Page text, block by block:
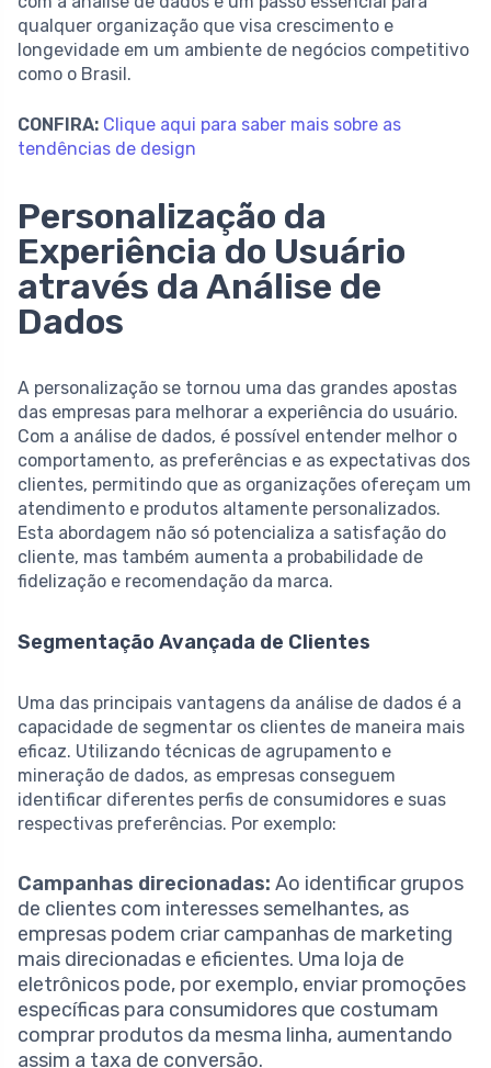
qualquer organização que visa crescimento e
longevidade em um ambiente de negócios competitivo
como o Brasil.
CONFIRA: Clique aqui para saber mais sobre as
tendências de design
Personalização da
Experiência do Usuário
através da Análise de
Dados
A personalização se tornou uma das grandes apostas
das empresas para melhorar a experiência do usuário.
Com a análise de dados, é possível entender melhor o
comportamento, as preferências e as expectativas dos
clientes, permitindo que as organizações ofereçam um
atendimento e produtos altamente personalizados.
Esta abordagem não só potencializa a satisfação do
cliente, mas também aumenta a probabilidade de
fidelização e recomendação da marca.
Segmentação Avançada de Clientes
Uma das principais vantagens da análise de dados é a
capacidade de segmentar os clientes de maneira mais
eficaz. Utilizando técnicas de agrupamento e
mineração de dados, as empresas conseguem
identificar diferentes perfis de consumidores e suas
respectivas preferências. Por exemplo:
Campanhas direcionadas: Ao identificar grupos
de clientes com interesses semelhantes, as
empresas podem criar campanhas de marketing
mais direcionadas e eficientes. Uma loja de
eletrônicos pode, por exemplo, enviar promoções
específicas para consumidores que costumam
comprar produtos da mesma linha, aumentando
assim a taxa de conversão.